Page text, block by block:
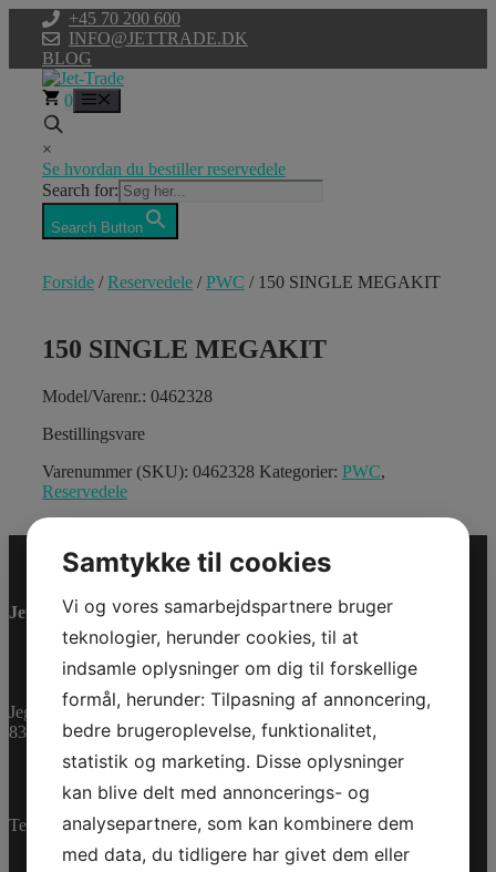
indhold
+45 70 200 600
INFO@JETTRADE.DK
BLOG
0
×
Se hvordan du bestiller reservedele
Search for:
Search Button
Forside /Reservedele /PWC / 150 SINGLE MEGAKIT
150 SINGLE MEGAKIT
Model/Varenr.: 0462328
Bestillingsvare
Varenummer (SKU): 0462328 Kategorier: PWC,
Reservedele
Jet-Trade Powersport
Jegstrupvej 280
8361 Hasselager
Telefon:+45 70 200 600
Samtykke til cookies
Vi og vores samarbejdspartnere bruger
teknologier, herunder cookies, til at
indsamle oplysninger om dig til forskellige
formål, herunder: Tilpasning af annoncering,
bedre brugeroplevelse, funktionalitet,
statistik og marketing. Disse oplysninger
kan blive delt med annoncerings- og
analysepartnere, som kan kombinere dem
med data, du tidligere har givet dem eller